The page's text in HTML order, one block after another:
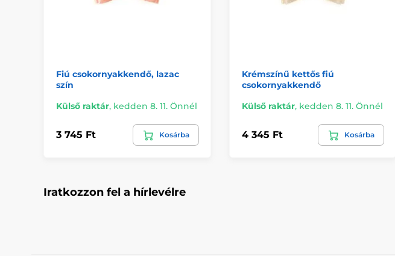
Fiú csokornyakkendő, lazac
szín
Külső raktár, kedden 8. 11. Önnél
3 745 Ft Kosárba
Krémszínű kettős fiú
csokornyakkendő
Külső raktár, kedden 8. 11. Önnél
4 345 Ft Kosárba
Iratkozzon fel a hírlevélre